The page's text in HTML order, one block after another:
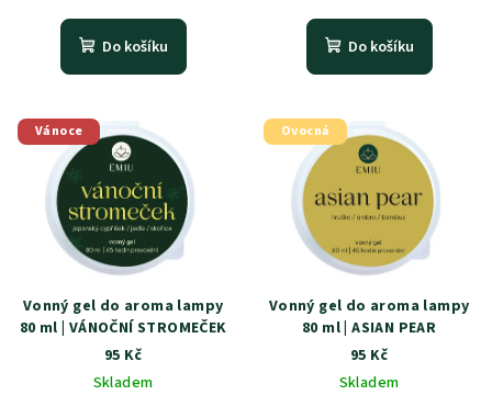
Do košíku Do košíku
Vánoce
Vonný gel do aroma lampy
80 ml | VÁNOČNÍ STROMEČEK
95 Kč
Skladem
Ovocná
Vonný gel do aroma lampy
80 ml | ASIAN PEAR
95 Kč
Skladem